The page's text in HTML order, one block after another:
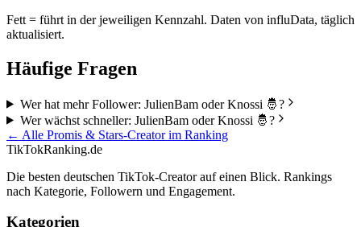
Fett = führt in der jeweiligen Kennzahl. Daten von influData, täglich
aktualisiert.
Häufige Fragen
Wer hat mehr Follower: JulienBam oder Knossi 🤴?
Wer wächst schneller: JulienBam oder Knossi 🤴?
← Alle Promis & Stars-Creator im Ranking
TikTokRanking.de
Die besten deutschen TikTok-Creator auf einen Blick. Rankings
nach Kategorie, Followern und Engagement.
Kategorien